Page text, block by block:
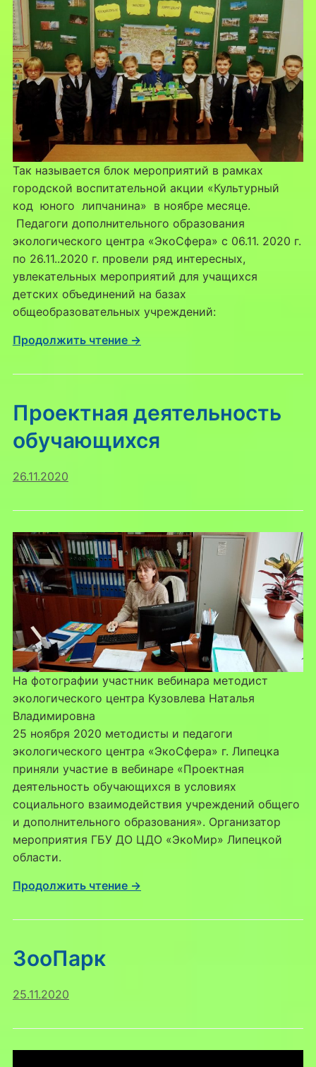
Так называется блок мероприятий в рамках
городской воспитательной акции «Культурный
код юного липчанина» в ноябре месяце.
Педагоги дополнительного образования
экологического центра «ЭкоСфера» с 06.11. 2020 г.
по 26.11..2020 г. провели ряд интересных,
увлекательных мероприятий для учащихся
детских объединений на базах
общеобразовательных учреждений:
Продолжить чтение →
Проектная деятельность
обучающихся
26.11.2020
На фотографии участник вебинара методист
экологического центра Кузовлева Наталья
Владимировна
25 ноября 2020 методисты и педагоги
экологического центра «ЭкоСфера» г. Липецка
приняли участие в вебинаре «Проектная
деятельность обучающихся в условиях
социального взаимодействия учреждений общего
и дополнительного образования». Организатор
мероприятия ГБУ ДО ЦДО «ЭкоМир» Липецкой
области.
Продолжить чтение →
ЗооПарк
25.11.2020